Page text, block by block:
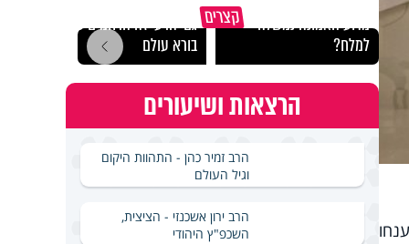
קצרים
מדוע האמונה נמשלה
למלח?
גם ׳הרע׳ זה הרחמים של
בורא עולם
הרצאות ושיעורים
הרב זמיר כהן - התהוות היקום
וגיל העולם
הרב ירון אשכנזי - הציצית,
השכפ"ץ היהודי